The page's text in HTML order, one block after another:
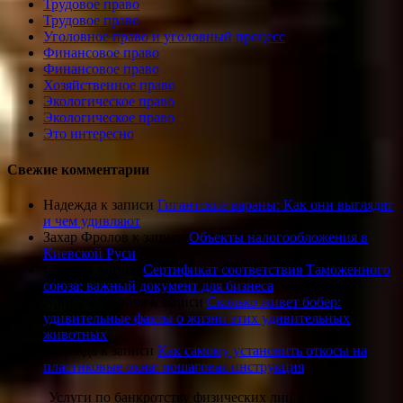
Трудовое право
Трудовое право
Уголовное право и уголовный процесс
Финансовое право
Финансовое право
Хозяйственное право
Экологическое право
Экологическое право
Это интересно
Свежие комментарии
Надежда к записи Гигантские вараны: Как они выглядят
и чем удивляют
Захар Фроловк записи Объекты налогообложения в
Киевской Руси
Сертификат соответствия Таможенного
союза: важный документ для бизнеса
Сколько живет бобер:
удивительные факты о жизни этих удивительных
животных
к записи Как самому установить откосы на
пластиковые окна: пошаговая инструкция
Услуги по банкротству физических лиц в Москве